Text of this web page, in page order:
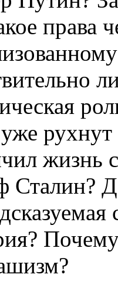
права
уже
жизнь
Сталин?